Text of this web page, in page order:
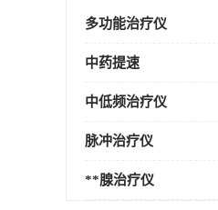
多功能治疗仪
中药提速
中低频治疗仪
脉冲治疗仪
**腺治疗仪